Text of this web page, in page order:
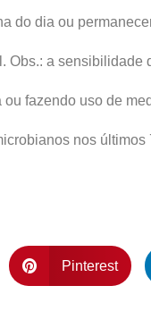
do dia ou
a
fazendo uso de
nos últimos
Pinterest